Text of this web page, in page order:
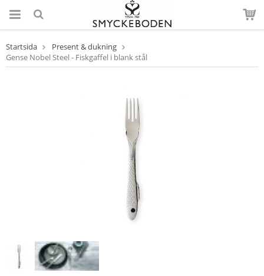
Startsida
Present & dukning
Gense Nobel Steel - Fiskgaffel i blank stål